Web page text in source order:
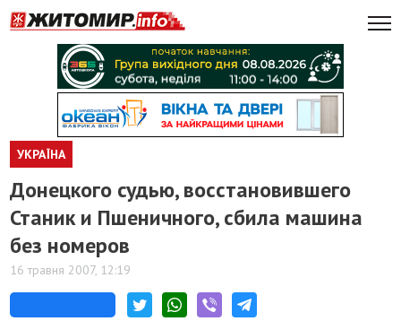
УКРАЇНА
Донецкого судью, восстановившего
Станик и Пшеничного, сбила машина
без номеров
16 травня 2007, 12:19